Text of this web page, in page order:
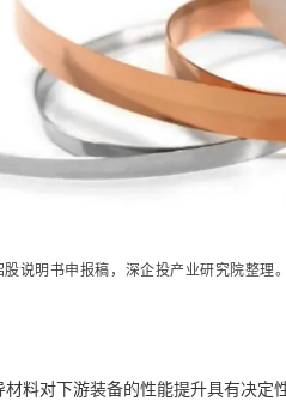
说明书申报稿，深企投产业研究院整理。
材料对下游装备的性能提升具有决